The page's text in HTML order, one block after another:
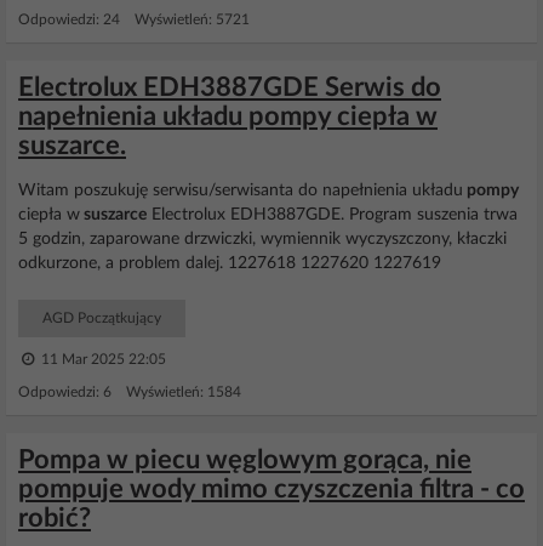
Odpowiedzi: 24 Wyświetleń: 5721
Electrolux EDH3887GDE Serwis do
napełnienia układu pompy ciepła w
suszarce.
Witam poszukuję serwisu/serwisanta do napełnienia układu pompy
ciepła w suszarce Electrolux EDH3887GDE. Program suszenia trwa
5 godzin, zaparowane drzwiczki, wymiennik wyczyszczony, kłaczki
odkurzone, a problem dalej. 1227618 1227620 1227619
AGD Początkujący
11 Mar 2025 22:05
Odpowiedzi: 6 Wyświetleń: 1584
Pompa w piecu węglowym gorąca, nie
pompuje wody mimo czyszczenia filtra - co
robić?